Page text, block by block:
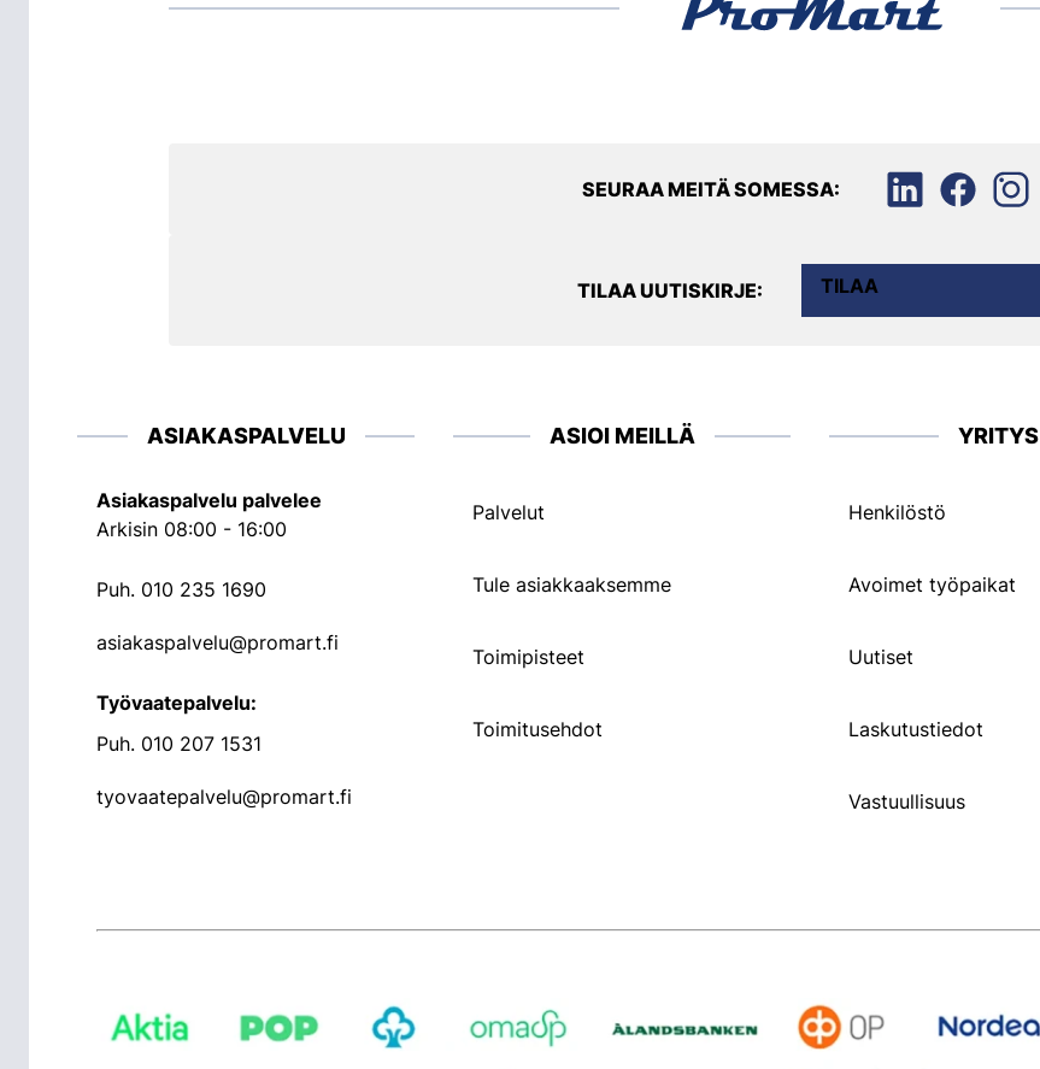
SEURAA MEITÄ SOMESSA:
TILAA UUTISKIRJE: TILAA
ASIAKASPALVELU
Asiakaspalvelu palvelee
Arkisin 08:00 - 16:00
Puh. 010 235 1690
asiakaspalvelu@promart.fi
Työvaatepalvelu:
Puh. 010 207 1531
tyovaatepalvelu@promart.fi
ASIOI MEILLÄ
Palvelut
Tule asiakkaaksemme
Toimipisteet
Toimitusehdot
YRITYS
Henkilöstö
Avoimet työpaikat
Uutiset
Laskutustiedot
Vastuullisuus